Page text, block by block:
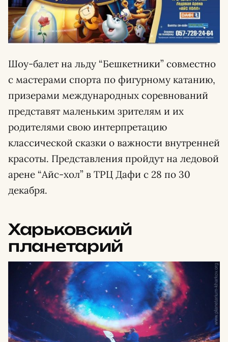
Шоу-балет на льду “Бешкетники” совместно
с мастерами спорта по фигурному катанию,
призерами международных соревнований
представят маленьким зрителям и их
родителями свою интерпретацию
классической сказки о важности внутренней
красоты. Представления пройдут на ледовой
арене “Айс-хол” в ТРЦ Дафи с 28 по 30
декабря.
Харьковский
планетарий